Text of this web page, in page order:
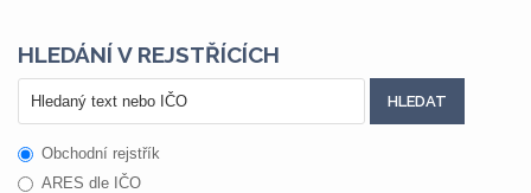
HLEDÁNÍ V REJSTŘÍCÍCH
Obchodní rejstřík
ARES dle IČO